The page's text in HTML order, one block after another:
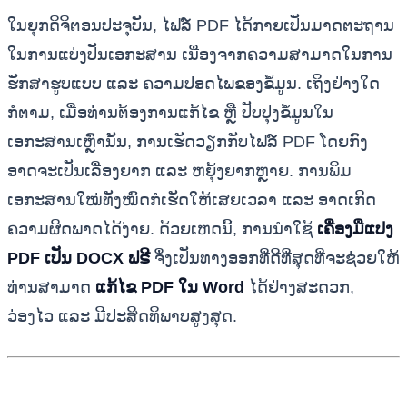
ໃນຍຸກດິຈິຕອນປະຈຸບັນ, ໄຟລ໌ PDF ໄດ້ກາຍເປັນມາດຕະຖານ
ໃນການແບ່ງປັນເອກະສານ ເນື່ອງຈາກຄວາມສາມາດໃນການ
ຮັກສາຮູບແບບ ແລະ ຄວາມປອດໄພຂອງຂໍ້ມູນ. ເຖິງຢ່າງໃດ
ກໍຕາມ, ເມື່ອທ່ານຕ້ອງການແກ້ໄຂ ຫຼື ປັບປຸງຂໍ້ມູນໃນ
ເອກະສານເຫຼົ່ານັ້ນ, ການເຮັດວຽກກັບໄຟລ໌ PDF ໂດຍກົງ
ອາດຈະເປັນເລື່ອງຍາກ ແລະ ຫຍຸ້ງຍາກຫຼາຍ. ການພິມ
ເອກະສານໃໝ່ທັງໝົດກໍເຮັດໃຫ້ເສຍເວລາ ແລະ ອາດເກີດ
ຄວາມຜິດພາດໄດ້ງ່າຍ. ດ້ວຍເຫດນີ້, ການນໍາໃຊ້ ເຄື່ອງມືແປງ
PDF ເປັນ DOCX ຟຣີຈຶ່ງເປັນທາງອອກທີ່ດີທີ່ສຸດທີ່ຈະຊ່ວຍໃຫ້
ທ່ານສາມາດ ແກ້ໄຂ PDF ໃນ Word ໄດ້ຢ່າງສະດວກ,
ວ່ອງໄວ ແລະ ມີປະສິດທິພາບສູງສຸດ.